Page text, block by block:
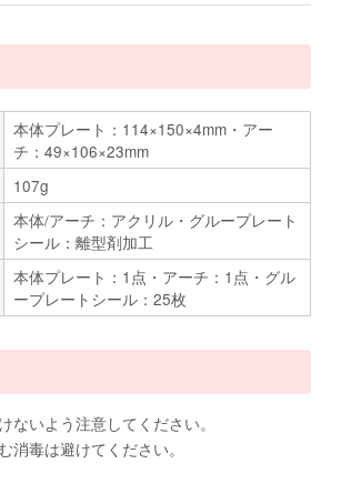
本体プレート：114×150×4mm・アー
チ：49×106×23mm
107g
本体/アーチ：アクリル・グループレート
シール：離型剤加工
本体プレート：1点・アーチ：1点・グル
ープレートシール：25枚
ないよう注意してください。
消毒は避けてください。